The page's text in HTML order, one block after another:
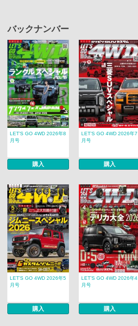
バックナンバー
LET’S GO 4WD 2026年8
月号
購入
LET’S GO 4WD 2026年7
月号
購入
LET’S GO 4WD 2026年5
月号
購入
LET’S GO 4WD 2026年4
月号
購入